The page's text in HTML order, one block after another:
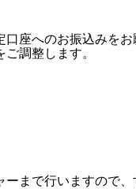
座へのお振込みをお
調整します。
まで行いますので、